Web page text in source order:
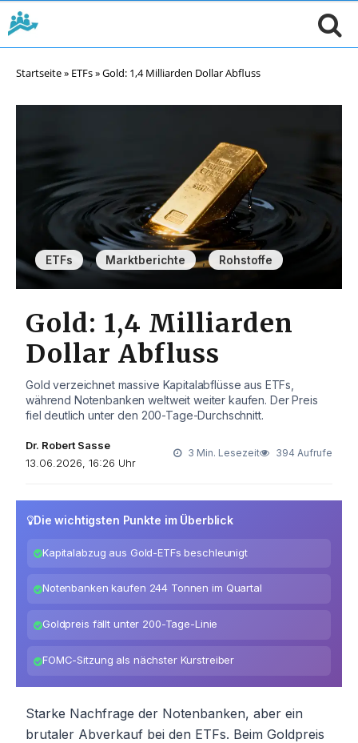
Startseite» ETFs»Gold: 1,4 Milliarden Dollar Abfluss
ETFs , Marktberichte , Rohstoffe
Gold: 1,4 Milliarden
Dollar Abfluss
Gold verzeichnet massive Kapitalabflüsse aus ETFs,
während Notenbanken weltweit weiter kaufen. Der Preis
fiel deutlich unter den 200-Tage-Durchschnitt.
Dr. Robert Sasse
13.06.2026, 16:26 Uhr
3 Min. Lesezeit 394 Aufrufe
Die wichtigsten Punkte im Überblick
Kapitalabzug aus Gold-ETFs beschleunigt
Notenbanken kaufen 244 Tonnen im Quartal
Goldpreis fällt unter 200-Tage-Linie
FOMC-Sitzung als nächster Kurstreiber
Starke Nachfrage der Notenbanken, aber ein
brutaler Abverkauf bei den ETFs. Beim Goldpreis